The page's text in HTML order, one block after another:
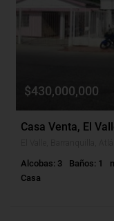
$430,000,000
Casa Venta, El
Alcobas: 3 Baños: 1
Casa